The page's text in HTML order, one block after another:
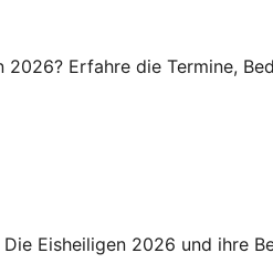
2026? Erfahre die Termine,